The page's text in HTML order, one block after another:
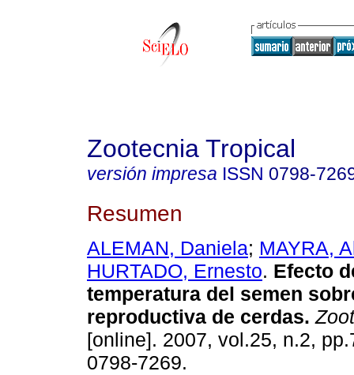
Zootecnia Tropical
versión impresa ISSN 0798-
Resumen
ALEMAN, Daniela; MAYRA,
HURTADO, Ernesto. Efecto
temperatura del semen
reproductiva de cerdas.
[online]. 2007, vol.25, n.2,
0798-7269.